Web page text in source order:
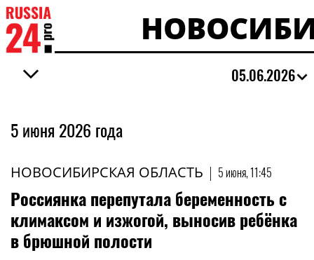
05.06.2026
5 июня 2026 года
НОВОСИБИРСКАЯ ОБЛАСТЬ | 5 июня, 11:45
Россиянка перепутала беременность с
климаксом и изжогой, выносив ребёнка
в брюшной полости